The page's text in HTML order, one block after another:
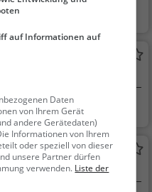
s / Getränke, Abende
äck / Teigwaren, Kaff
ee / Kuchen, Cocktail
s
(Allgäu)
Bar, Bier, Wein, Sn
acks / Getränke
(Allgäu)
auf Informationen auf
Daten
von Ihrem Gerät
andere Gerätedaten)
Informationen von Ihrem
oder speziell von dieser
unsere Partner dürfen
verwenden. Liste der